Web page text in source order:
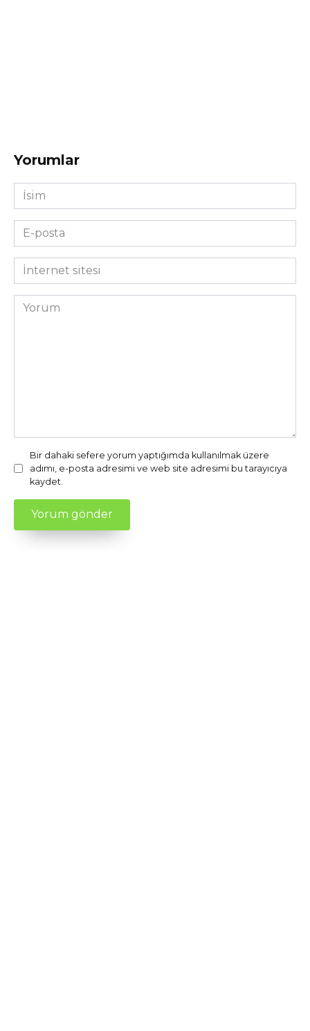
Yorumlar
İsim
*
E-
posta
*İnternet
sitesi
Yorum
Bir dahaki sefere yorum yaptığımda kullanılmak üzere
adımı, e-posta adresimi ve web site adresimi bu tarayıcıya
kaydet.